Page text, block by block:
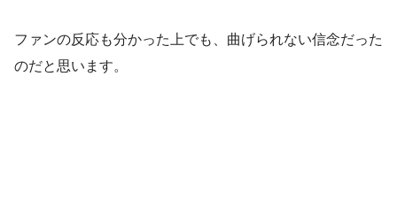
ファンの反応も分かった上でも、曲げられない信念だった
のだと思います。